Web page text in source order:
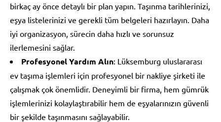
birkaç ay önce detaylı bir plan yapın. Taşınma tarihlerinizi,
eşya listelerinizi ve gerekli tüm belgeleri hazırlayın. Daha
iyi organizasyon, sürecin daha hızlı ve sorunsuz
ilerlemesini sağlar.
Profesyonel Yardım Alın: Lüksemburg uluslararası
ev taşıma işlemleri için profesyonel bir nakliye şirketi ile
çalışmak çok önemlidir. Deneyimli bir firma, hem gümrük
işlemlerinizi kolaylaştırabilir hem de eşyalarınızın güvenli
bir şekilde taşınmasını sağlayabilir.